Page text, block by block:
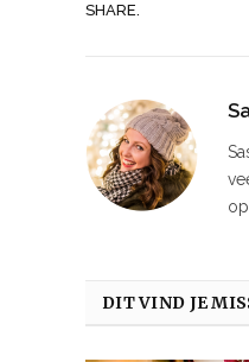
SHARE.
op
DIT VIND JE